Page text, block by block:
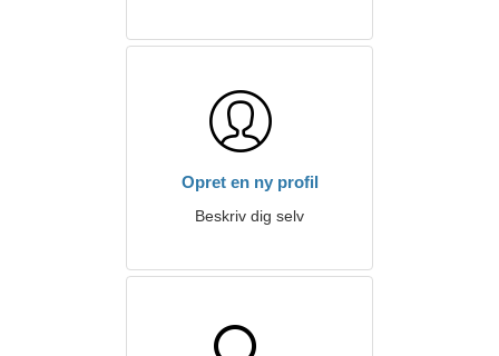
Opret en ny profil
Beskriv dig selv